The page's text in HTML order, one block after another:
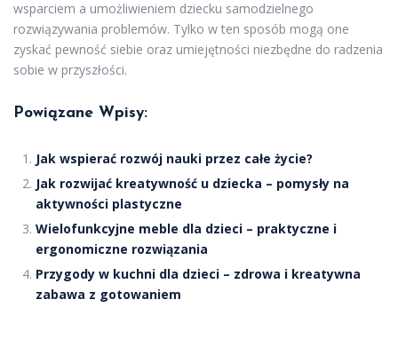
wsparciem a umożliwieniem dziecku samodzielnego
rozwiązywania problemów. Tylko w ten sposób mogą one
zyskać pewność siebie oraz umiejętności niezbędne do radzenia
sobie w przyszłości.
Powiązane Wpisy:
Jak wspierać rozwój nauki przez całe życie?
Jak rozwijać kreatywność u dziecka – pomysły na
aktywności plastyczne
Wielofunkcyjne meble dla dzieci – praktyczne i
ergonomiczne rozwiązania
Przygody w kuchni dla dzieci – zdrowa i kreatywna
zabawa z gotowaniem